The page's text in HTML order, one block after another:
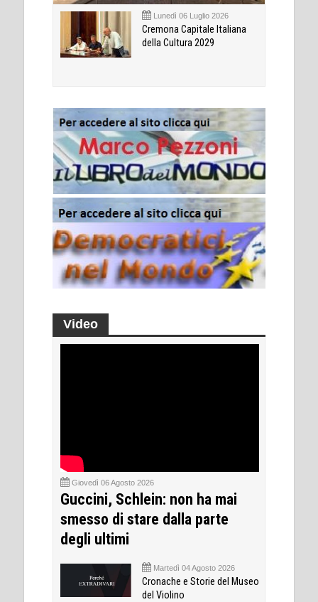
Lunedì 06 Luglio 2026
Cremona Capitale Italiana
della Cultura 2029
Video
Giovedì 06 Agosto 2026
Guccini, Schlein: non ha mai
smesso di stare dalla parte
degli ultimi
Martedì 04 Agosto 2026
Cronache e Storie del Museo
del Violino